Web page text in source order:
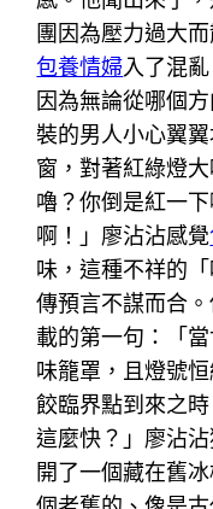
團因為壓力過大
包養情婦入了混
因為無論從哪個
裝的男人小心翼
窗，對著紅綠燈
嚕？你倒是紅一
啊！」廖沾沾感覺
味，這種不祥的
傳預言不謀而合
載的第一句：「
味籠罩，且燈號
餃臨界點到來之
這麼快？」廖沾
開了一個藏在舊